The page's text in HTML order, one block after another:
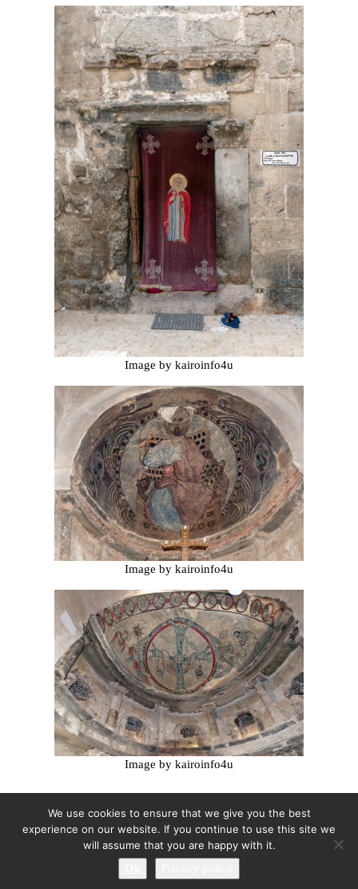
Image by kairoinfo4u
Image by kairoinfo4u
Image by kairoinfo4u
We use cookies to ensure that we give you the best
experience on our website. If you continue to use this site we
will assume that you are happy with it.